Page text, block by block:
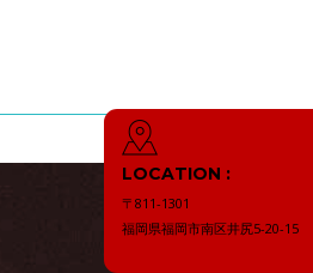
LOCATION :
〒811-1301
福岡県福岡市南区井尻5-20-15